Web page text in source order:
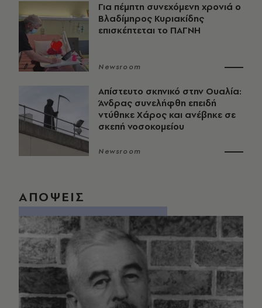
Για πέμπτη συνεχόμενη χρονιά ο
Βλαδίμηρος Κυριακίδης
επισκέπτεται το ΠΑΓΝΗ
Newsroom
Απίστευτο σκηνικό στην Ουαλία:
Άνδρας συνελήφθη επειδή
ντύθηκε Χάρος και ανέβηκε σε
σκεπή νοσοκομείου
Newsroom
ΑΠΟΨΕΙΣ